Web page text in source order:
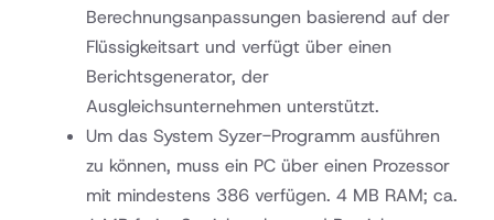
Berechnungsanpassungen basierend auf der
Flüssigkeitsart und verfügt über einen
Berichtsgenerator, der
Ausgleichsunternehmen unterstützt.
Um das System Syzer-Programm ausführen
zu können, muss ein PC über einen Prozessor
mit mindestens 386 verfügen. 4 MB RAM; ca.